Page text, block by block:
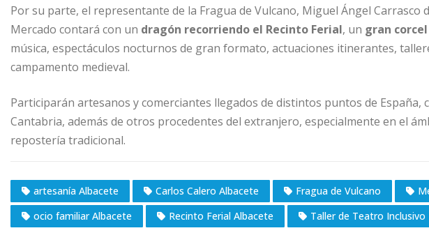
Por su parte, el representante de la Fragua de Vulcano, Miguel Ángel Carrasco
Mercado contará con un dragón recorriendo el Recinto Ferial, un gran
música, espectáculos nocturnos de gran formato, actuaciones itinerantes,
campamento medieval.
Participarán artesanos y comerciantes llegados de distintos puntos de España,
Cantabria, además de otros procedentes del extranjero, especialmente en el
repostería tradicional.
artesanía Albacete Carlos Calero Albacete Fragua de Vulcano
ocio familiar Albacete
Recinto Ferial Albacete Taller de Teatro Inclusivo